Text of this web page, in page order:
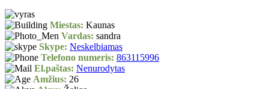
Miestas: Kaunas
Vardas: sandra
Skype: Neskelbiamas
Telefono numeris: 863115996
El.paštas: Nenurodytas
Amžius: 26